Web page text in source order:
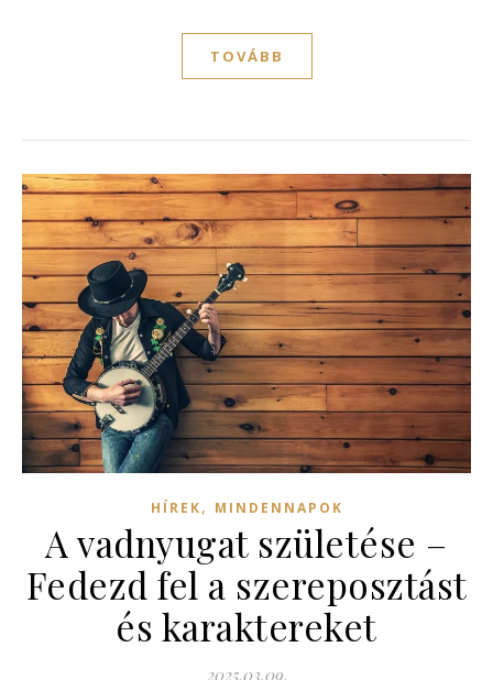
TOVÁBB
HÍREK, MINDENNAPOK
A vadnyugat születése –
Fedezd fel a szereposztást
és karaktereket
2025.03.09.